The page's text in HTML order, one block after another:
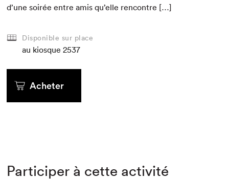
d’une soirée entre amis qu’elle rencontre […]
Disponible sur place
au kiosque 2537
Acheter
Participer à cette activité